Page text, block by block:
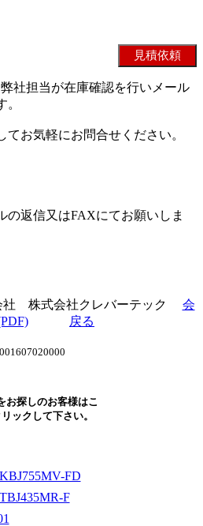
社担当が在庫確認を行いメール
てお気軽にお問合せください。
の返信又はFAXにてお願いしま
社 株式会社クレバーテック 会
戻る
お探しのお客様はこ
ックして下さい。
FD
F